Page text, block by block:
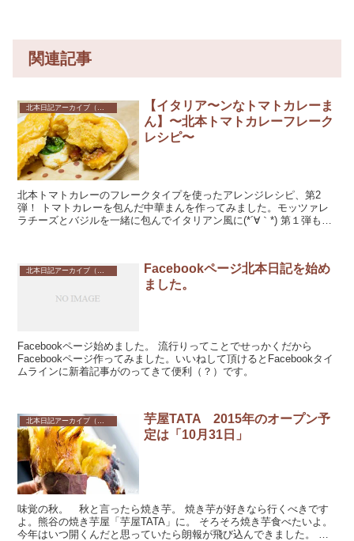
関連記事
【イタリア〜ンなトマトカレーま
ん】〜北本トマトカレーフレーク
レシピ〜
北本トマトカレーのフレークタイプを使ったアレンジレシピ、第2
弾！ トマトカレーを包んだ中華まんを作ってみました。モッツァレ
ラチーズとバジルを一緒に包んでイタリアン風に(*´∀｀*) 第１弾もチ
Facebookページ北本日記を始め
ました。
Facebookページ始めました。 流行りってことでせっかくだから
Facebookページ作ってみました。いいねして頂けるとFacebookタイ
ムラインに新着記事がのってきて便利（？）です。
北本日記アーカイブ（記録保存）
芋屋TATA 2015年のオープン予
定は「10月31日」
味覚の秋。 秋と言ったら焼き芋。 焼き芋が好きなら行くべきです
よ。熊谷の焼き芋屋「芋屋TATA」に。 そろそろ焼き芋食べたいよ。
今年はいつ開くんだと思っていたら朗報が飛び込んできました。 さ